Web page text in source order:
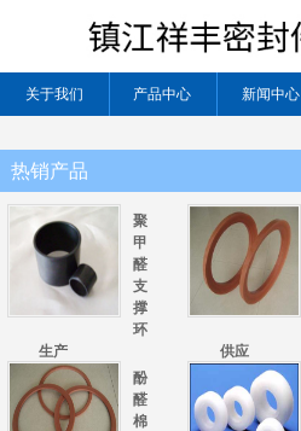
关于我们 产品中心 新闻中心
热销产品
聚
甲
醛
支
撑
环
生产
供应
酚
醛
棉